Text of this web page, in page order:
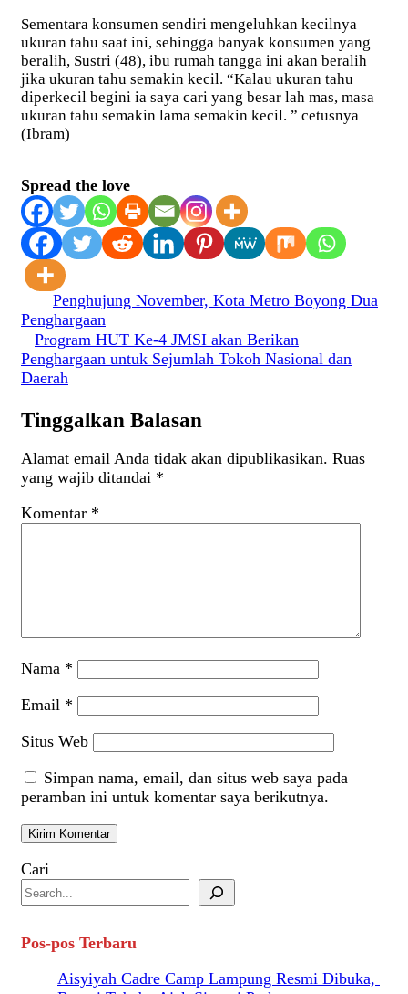
Sementara konsumen sendiri mengeluhkan kecilnya
ukuran tahu saat ini, sehingga banyak konsumen yang
beralih, Sustri (48), ibu rumah tangga ini akan beralih
jika ukuran tahu semakin kecil. “Kalau ukuran tahu
diperkecil begini ia saya cari yang besar lah mas, masa
ukuran tahu semakin lama semakin kecil. ” cetusnya
(Ibram)
Spread the love
Navigasi
pos
Penghujung November, Kota Metro Boyong Dua
Penghargaan
Program HUT Ke-4 JMSI akan Berikan
Penghargaan untuk Sejumlah Tokoh Nasional dan
Daerah
Tinggalkan Balasan
Alamat email Anda tidak akan dipublikasikan. Ruas
yang wajib ditandai *
Komentar *
Nama *
Email *
Situs Web
Simpan nama, email, dan situs web saya pada
peramban ini untuk komentar saya berikutnya.
Cari
Pos-pos Terbaru
Aisyiyah Cadre Camp Lampung Resmi Dibuka,